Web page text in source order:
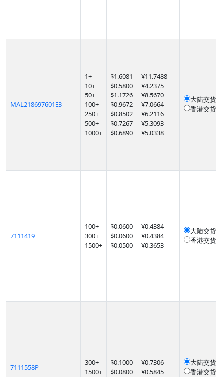
MAL218697601E3
1+
10+
50+
100+
250+
500+
1000+
$1.6081
$0.5800
$1.1726
$0.9672
$0.8502
$0.7267
$0.6890
¥11.7488
¥4.2375
¥8.5670
¥7.0664
¥6.2116
¥5.3093
¥5.0338
大陆交货
香港交货
7111419
100+
300+
1500+
$0.0600
$0.0600
$0.0500
¥0.4384
¥0.4384
¥0.3653
大陆交货
香港交货
7111558P
300+
1500+
$0.1000
$0.0800
¥0.7306
¥0.5845
大陆交货
香港交货